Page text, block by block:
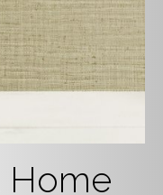
Home